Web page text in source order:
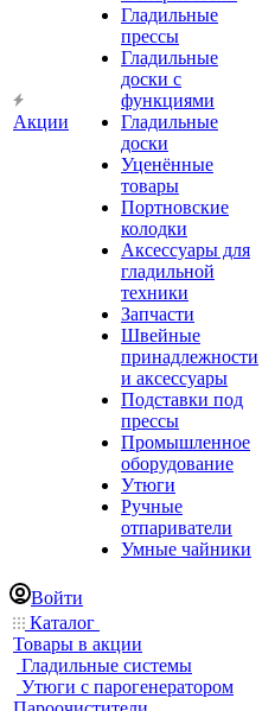
Акции
Гладильные
прессы
Гладильные
доски с
функциями
Гладильные
доски
Уценённые
товары
Портновские
колодки
Аксессуары для
гладильной
техники
Запчасти
Швейные
принадлежности
и аксессуары
Подставки под
прессы
Промышленное
оборудование
Утюги
Ручные
отпариватели
Умные чайники
Войти
Каталог
Товары в акции
Гладильные системы
Утюги с парогенератором